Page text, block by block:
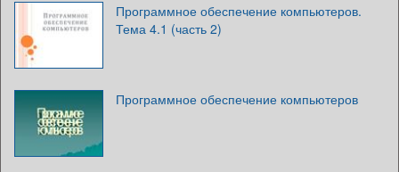
Программное обеспечение компьютеров.
Тема 4.1 (часть 2)
Программное обеспечение компьютеров